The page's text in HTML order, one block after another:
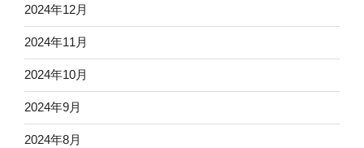
2024年12月
2024年11月
2024年10月
2024年9月
2024年8月